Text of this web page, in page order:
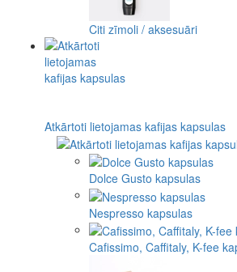
Citi zīmoli / aksesuāri
Atkārtoti lietojamas kafijas kapsulas
Dolce Gusto kapsulas
Nespresso kapsulas
Cafissimo, Caffitaly, K-fee